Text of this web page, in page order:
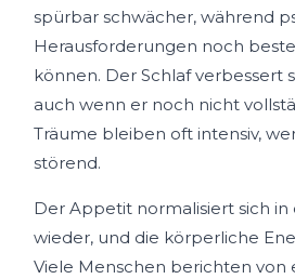
spürbar schwächer, während
Herausforderungen noch
können. Der Schlaf verbessert
auch wenn er noch nicht
Träume bleiben oft intensiv,
störend.
Der Appetit normalisiert sich in
wieder, und die körperliche
Viele Menschen berichten von